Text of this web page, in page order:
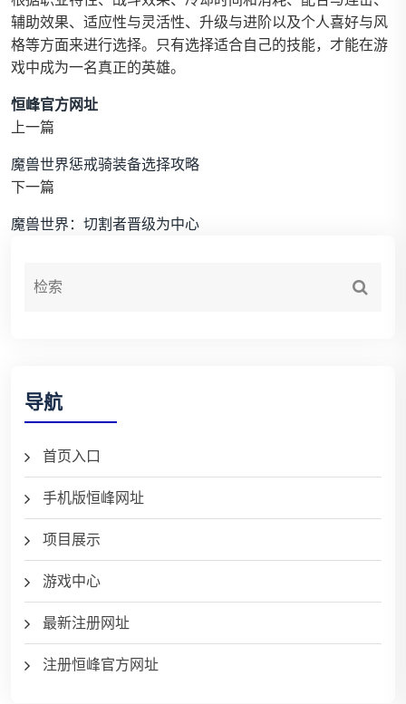
辅助效果、适应性与灵活性、升级与进阶以及个人喜好与风
格等方面来进行选择。只有选择适合自己的技能，才能在游
戏中成为一名真正的英雄。
恒峰官方网址
上一篇
魔兽世界惩戒骑装备选择攻略
下一篇
魔兽世界：切割者晋级为中心
导航
首页入口
手机版恒峰网址
项目展示
游戏中心
最新注册网址
注册恒峰官方网址